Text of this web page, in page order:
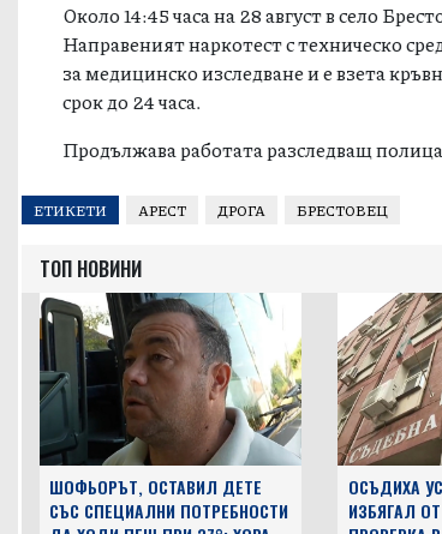
Около 14:45 часа на 28 август в село
Направеният наркотест с техническо
за медицинско изследване и е взета
срок до 24 часа.
Продължава работата разследващ
ЕТИКЕТИ АРЕСТ ДРОГА БРЕСТОВЕЦ
ТОП НОВИНИ
ШОФЬОРЪТ, ОСТАВИЛ ДЕТЕ
СЪС СПЕЦИАЛНИ ПОТРЕБНОСТИ
ОСЪДИХА
ИЗБЯГАЛ